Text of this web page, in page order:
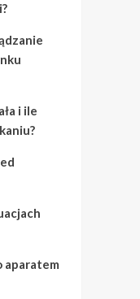
i ile
aparatem